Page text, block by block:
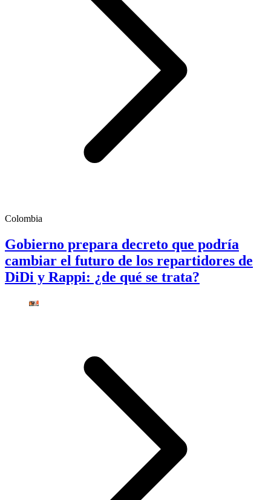
Colombia
Gobierno prepara decreto que podría
cambiar el futuro de los repartidores de
DiDi y Rappi: ¿de qué se trata?